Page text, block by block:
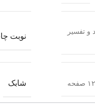
و تفسیر
نوبت
شابک